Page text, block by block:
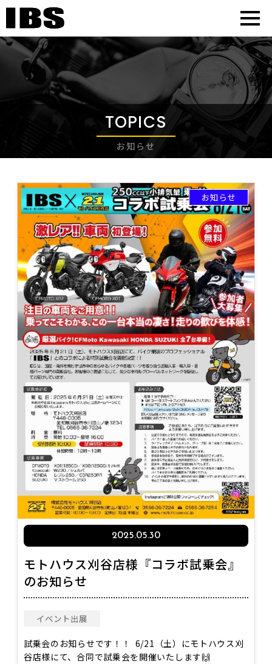
TOPICS
お知らせ
2025.05.30
モトハウス刈谷店様『コラボ試乗会』
のお知らせ
お知らせ
イベント出展
試乗会のお知らせです！！ 6/21（土）にモトハウス刈
谷店様にて、合同で試乗会を開催いたします🙌